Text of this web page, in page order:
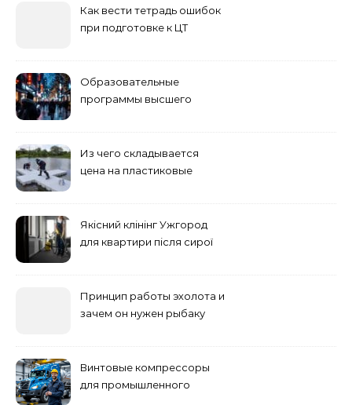
Как вести тетрадь ошибок
при подготовке к ЦТ
Образовательные
программы высшего
Из чего складывается
цена на пластиковые
Якісний клінінг Ужгород
для квартири після сирої
Принцип работы эхолота и
зачем он нужен рыбаку
Винтовые компрессоры
для промышленного